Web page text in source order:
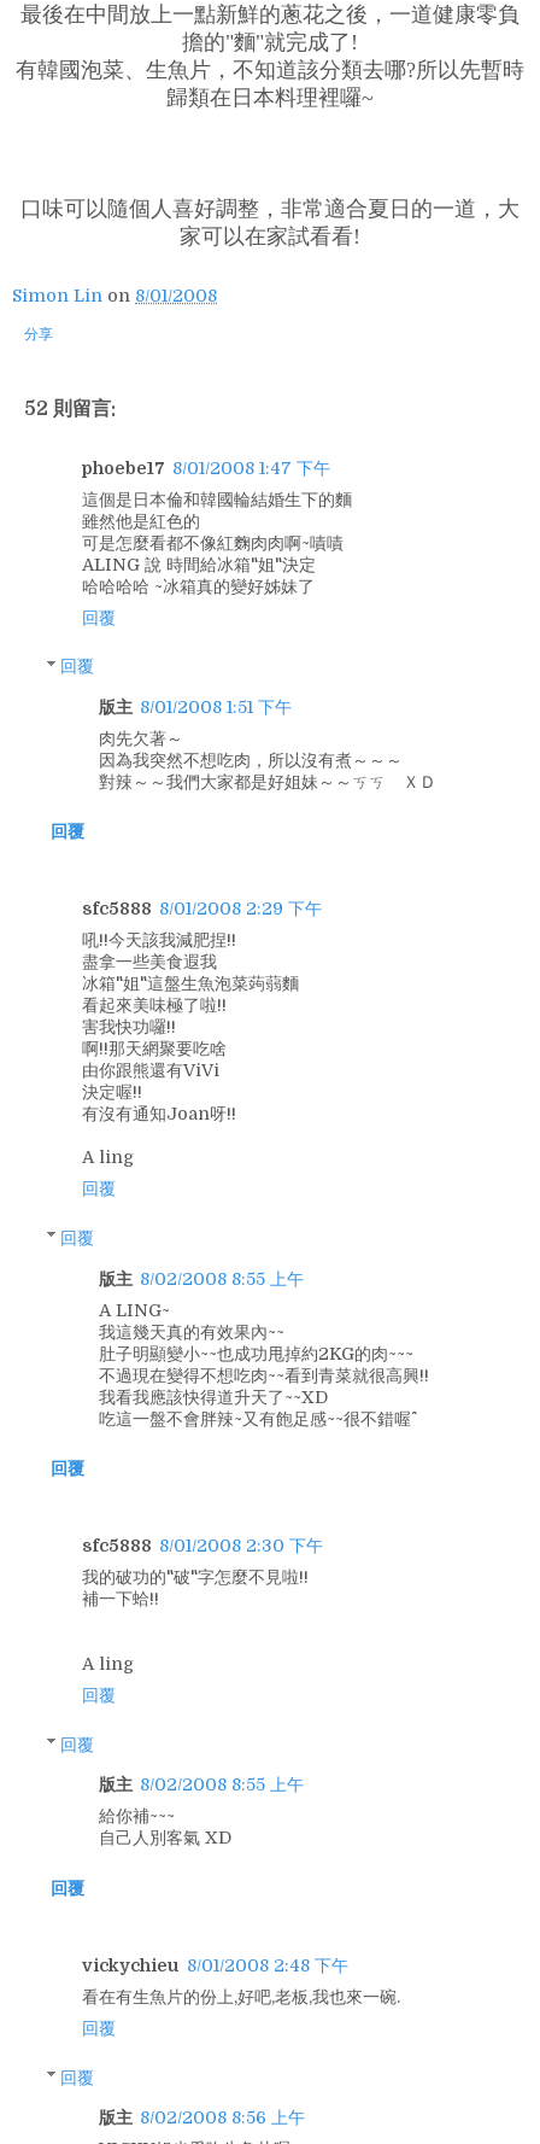
最後在中間放上一點新鮮的蔥花之後，一道健康零負
擔的"麵"就完成了!
有韓國泡菜、生魚片，不知道該分類去哪?所以先暫時
歸類在日本料理裡囉~
口味可以隨個人喜好調整，非常適合夏日的一道，大
家可以在家試看看!
Simon Lin on 8/01/2008
分享
52 則留言:
phoebe17 8/01/2008 1:47 下午
這個是日本倫和韓國輪結婚生下的麵
雖然他是紅色的
可是怎麼看都不像紅麴肉肉啊~嘖嘖
ALING 說 時間給冰箱"姐"決定
哈哈哈哈 ~冰箱真的變好姊妹了
回覆
回覆
版主 8/01/2008 1:51 下午
肉先欠著～
因為我突然不想吃肉，所以沒有煮～～～
對辣～～我們大家都是好姐妹～～ㄎㄎ ＸＤ
回覆
sfc5888 8/01/2008 2:29 下午
吼!!今天該我減肥捏!!
盡拿一些美食遐我
冰箱"姐"這盤生魚泡菜蒟蒻麵
看起來美味極了啦!!
害我快功囉!!
啊!!那天網聚要吃啥
由你跟熊還有ViVi
決定喔!!
有沒有通知Joan呀!!
A ling
回覆
回覆
版主 8/02/2008 8:55 上午
A LING~
我這幾天真的有效果內~~
肚子明顯變小~~也成功甩掉約2KG的肉~~~
不過現在變得不想吃肉~~看到青菜就很高興!!
我看我應該快得道升天了~~XD
吃這一盤不會胖辣~又有飽足感~~很不錯喔^^
回覆
sfc5888 8/01/2008 2:30 下午
我的破功的"破"字怎麼不見啦!!
補一下蛤!!
A ling
回覆
回覆
版主 8/02/2008 8:55 上午
給你補~~~
自己人別客氣 XD
回覆
vickychieu 8/01/2008 2:48 下午
看在有生魚片的份上,好吧,老板,我也來一碗.
回覆
回覆
版主 8/02/2008 8:56 上午